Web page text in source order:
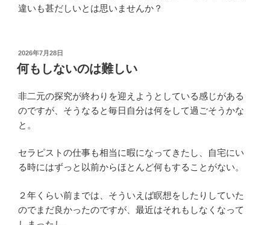
違いも甚だしいとは思いませんか？
投
稿
日:
2026年7月28日
何もしないのは難しい
非二元の探究が終わりを迎えようとしている感じがある
のですが、そうなると毎日自分は何をして過ごそうかな
と。
セラピストの仕事も相当に暇になってきたし、自宅にい
る時にはずっと以前からほとんど何もすることがない。
２年くらい前までは、そういえば瞑想をしたりしていた
のでまだ良かったのですが、最近はそれもしなくなって